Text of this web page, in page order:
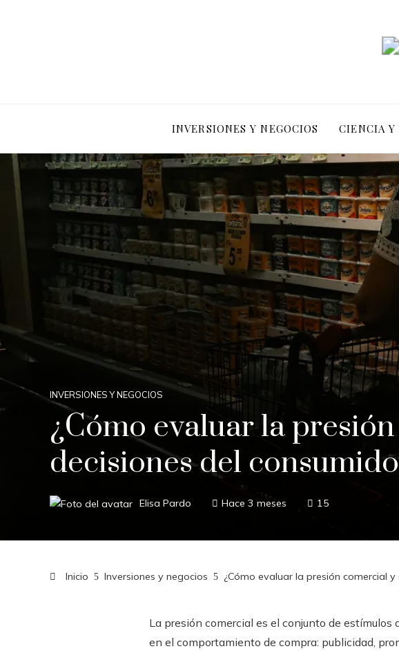
INVERSIONES Y NEGOCIOS CIENCIA Y
INVERSIONES Y NEGOCIOS
¿Cómo evaluar la
decisiones del
Elisa Pardo Hace 3 meses 15
Inicio Inversiones y negocios ¿Cómo evaluar la presión comercial
La presión comercial es el conjunto de
en el comportamiento de compra: publicidad,